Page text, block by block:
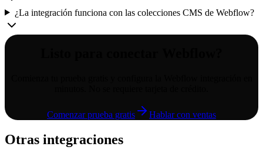
¿La integración funciona con las colecciones CMS de Webflow?
Comenzar prueba gratis Hablar con ventas
Otras integraciones